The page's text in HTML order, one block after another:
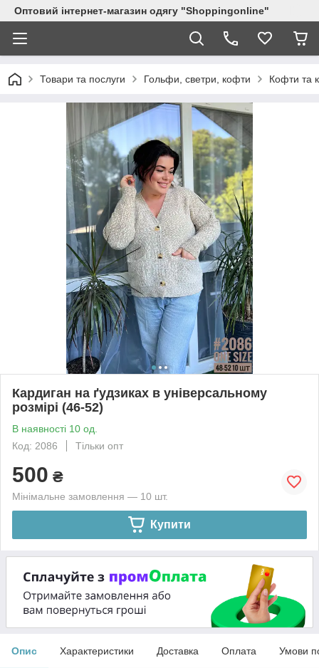
Оптовий інтернет-магазин одягу "Shoppingonline"
Товари та послуги Гольфи, светри, кофти Кофти та
Кардиган на ґудзиках в універсальному
розмірі (46-52)
В наявності 10 од.
Код: 2086
Тільки опт
500 ₴
Мінімальне замовлення — 10 шт.
Купити
Опис Характеристики Доставка Оплата Умови